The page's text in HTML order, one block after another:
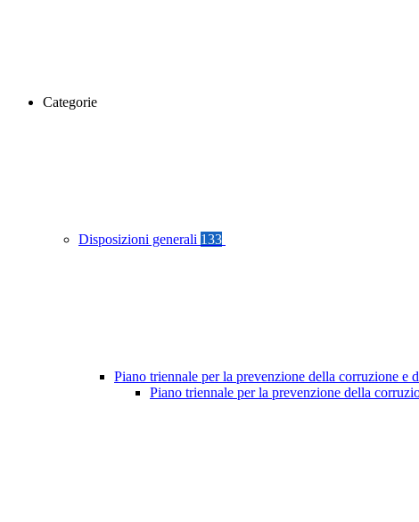
Categorie
Disposizioni generali 133
Piano triennale per la prevenzione della corruzione e
Piano triennale per la prevenzione della